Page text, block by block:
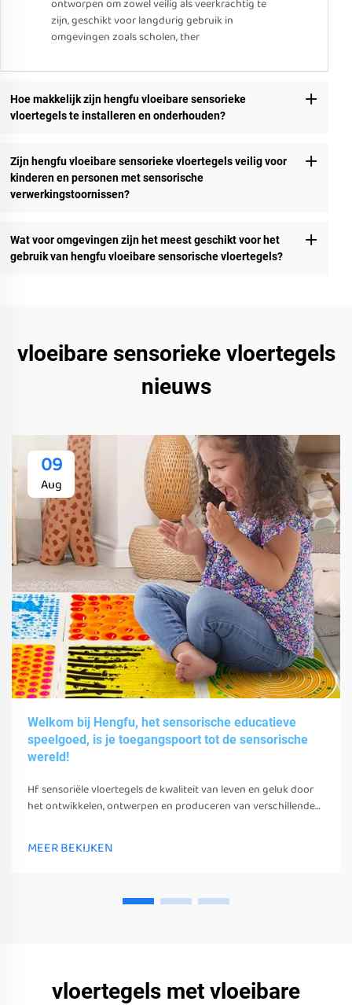
ontworpen om zowel veilig als veerkrachtig te
zijn, geschikt voor langdurig gebruik in
omgevingen zoals scholen, ther
Hoe makkelijk zijn hengfu vloeibare sensorieke
vloertegels te installeren en onderhouden?
Zijn hengfu vloeibare sensorieke vloertegels veilig voor
kinderen en personen met sensorische
verwerkingstoornissen?
Wat voor omgevingen zijn het meest geschikt voor het
gebruik van hengfu vloeibare sensorische vloertegels?
vloeibare sensorieke vloertegels
nieuws
09
Aug
Welkom bij Hengfu, het sensorische educatieve
speelgoed, is je toegangspoort tot de sensorische
wereld!
Hf sensoriële vloertegels de kwaliteit van leven en geluk door
het ontwikkelen, ontwerpen en produceren van verschillende
MEER BEKIJKEN
vloertegels met vloeibare